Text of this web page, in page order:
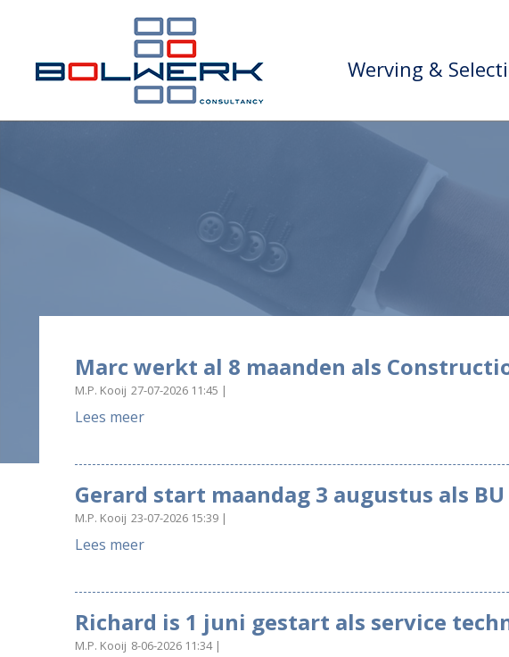
Werving &
Marc werkt al 8 maanden als
M.P. Kooij 27-07-2026 11:45
Lees meer
Gerard start maandag 3 augustus als
M.P. Kooij 23-07-2026 15:39
Lees meer
Richard is 1 juni gestart als service
M.P. Kooij 8-06-2026 11:34